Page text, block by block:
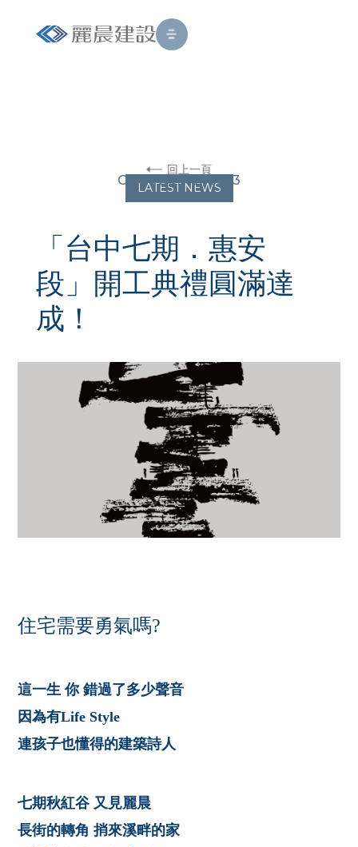
LATEST NEWS
「台中七期．惠安
段」開工典禮圓滿達
成！
OCTOBER 12, 2023
回上一頁
住宅需要勇氣嗎?
這一生 你 錯過了多少聲音
因為有Life Style
連孩子也懂得的建築詩人
七期秋紅谷 又見麗晨
長街的轉角 捎來溪畔的家